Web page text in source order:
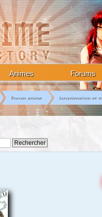
Animes Forums
Forum anime Japanimation et